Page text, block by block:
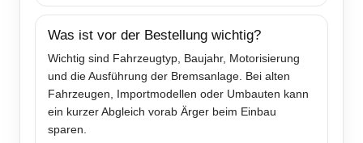
Was ist vor der Bestellung wichtig?
Wichtig sind Fahrzeugtyp, Baujahr, Motorisierung
und die Ausführung der Bremsanlage. Bei alten
Fahrzeugen, Importmodellen oder Umbauten kann
ein kurzer Abgleich vorab Ärger beim Einbau
sparen.